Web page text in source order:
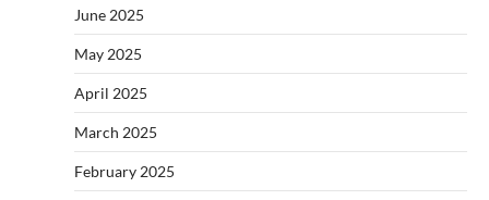
June 2025
May 2025
April 2025
March 2025
February 2025